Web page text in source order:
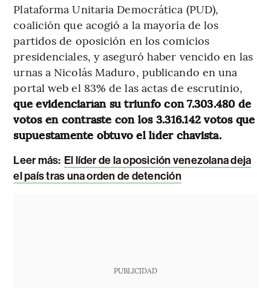
Plataforma Unitaria Democrática (PUD),
coalición que acogió a la mayoría de los
partidos de oposición en los comicios
presidenciales, y aseguró haber vencido en las
urnas a Nicolás Maduro, publicando en una
portal web el 83% de las actas de escrutinio,
que evidenciarían su triunfo con 7.303.480 de
votos en contraste con los 3.316.142 votos que
supuestamente obtuvo el líder chavista.
Leer más: El líder de la oposición venezolana deja
el país tras una orden de detención
PUBLICIDAD